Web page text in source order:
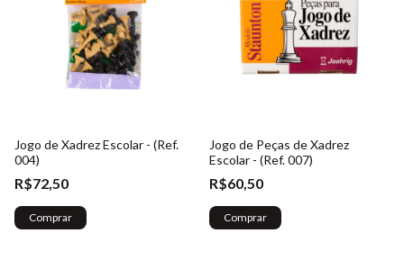
Jogo de Xadrez Escolar - (Ref.
004)
R$72,50
Comprar
Jogo de Peças de Xadrez
Escolar - (Ref. 007)
R$60,50
Comprar